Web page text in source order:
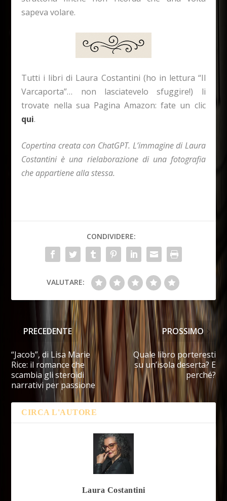
sapeva volare.
Tutti i libri di Laura Costantini (ho in lettura “Il
Varcaporta”… non lasciatevelo sfuggire!) li
trovate nella sua Pagina Amazon: fate un clic
qui.
Copertina creata con ChatGPT. L’immagine di Laura
Costantini è una rielaborazione di una fotografia
che appartiene alla stessa.
CONDIVIDERE:
VALUTARE:
PRECEDENTE
“Jacob”, di Lisa Marie
Rice: il romance che
scambia gli steroidi
narrativi per passione
PROSSIMO
Quale libro porteresti
su un’isola deserta? E
perché?
CIRCA L'AUTORE
Laura Costantini